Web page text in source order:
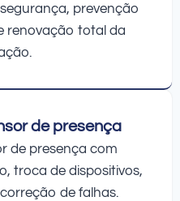
prevenção
renovação total da
de presença
de presença com
troca de dispositivos,
de falhas.